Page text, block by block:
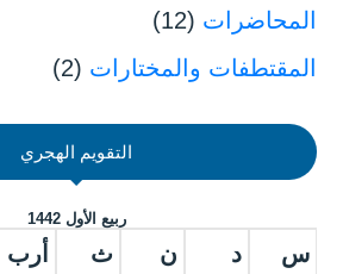
المحاضرات (12)
المقتطفات والمختارات (2)
التقويم الهجري
ربيع الأول 1442
س د ن ث أرب